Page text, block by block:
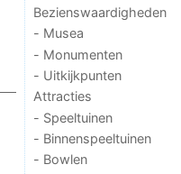
Bezienswaardigheden
- Musea
- Monumenten
- Uitkijkpunten
Attracties
- Speeltuinen
- Binnenspeeltuinen
- Bowlen